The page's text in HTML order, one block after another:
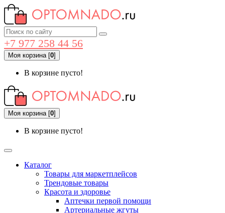
+7 977 258 44 56
Моя корзина[0]
В корзине пусто!
Моя корзина[0]
В корзине пусто!
Каталог
Товары для маркетплейсов
Трендовые товары
Красота и здоровье
Аптечки первой помощи
Артериальные жгуты